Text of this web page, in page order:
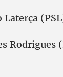
Laterça
Rodrigues